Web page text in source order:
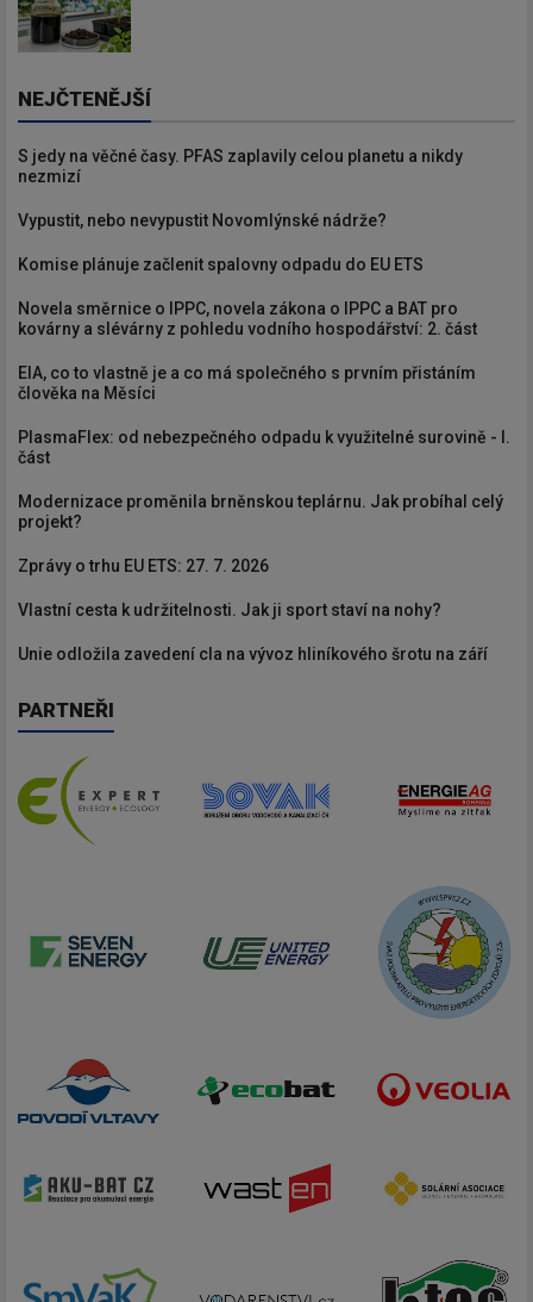
NEJČTENĚJŠÍ
S jedy na věčné časy. PFAS zaplavily celou planetu a nikdy
nezmizí
Vypustit, nebo nevypustit Novomlýnské nádrže?
Komise plánuje začlenit spalovny odpadu do EU ETS
Novela směrnice o IPPC, novela zákona o IPPC a BAT pro
kovárny a slévárny z pohledu vodního hospodářství: 2. část
EIA, co to vlastně je a co má společného s prvním přistáním
člověka na Měsíci
PlasmaFlex: od nebezpečného odpadu k využitelné surovině - I.
část
Modernizace proměnila brněnskou teplárnu. Jak probíhal celý
projekt?
Zprávy o trhu EU ETS: 27. 7. 2026
Vlastní cesta k udržitelnosti. Jak ji sport staví na nohy?
Unie odložila zavedení cla na vývoz hliníkového šrotu na září
PARTNEŘI